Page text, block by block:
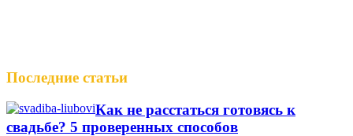
Последние статьи
Как не расстаться готовясь к
свадьбе? 5 проверенных способов